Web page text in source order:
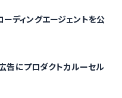
ディングエージェントを公
告にプロダクトカルーセル